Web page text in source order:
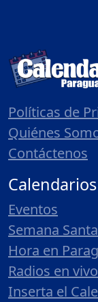
Políticas de
Quiénes
Contáctenos
Calendarios
Eventos
Semana Santa
Hora en
Radios en
Inserta el